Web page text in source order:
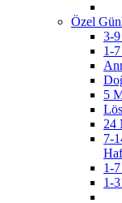
Özel
3-9
1-
5
24
7-
1-
1-